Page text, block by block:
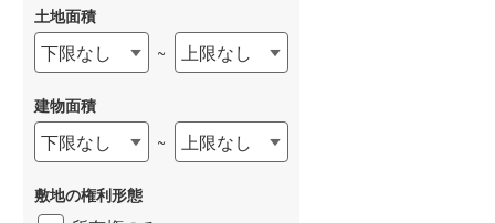
土地面積
下限なし ~ 上限なし
建物面積
下限なし ~ 上限なし
敷地の権利形態